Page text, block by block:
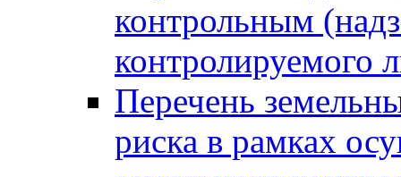
контрольным
контролируемого
Перечень
риска в рамках